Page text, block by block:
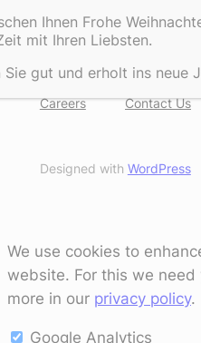
About
History
Careers
Privacy
Terms and
Contact Us
Designed with WordPress
We use cookies to
website. For this we need
more in our privacy policy.
Google Analytics
Ihnen Frohe
mit Ihren Liebsten.
Sie gut und erholt ins neue